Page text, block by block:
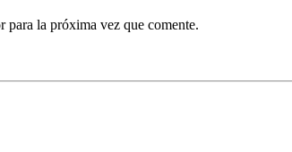
para la próxima vez que comente.